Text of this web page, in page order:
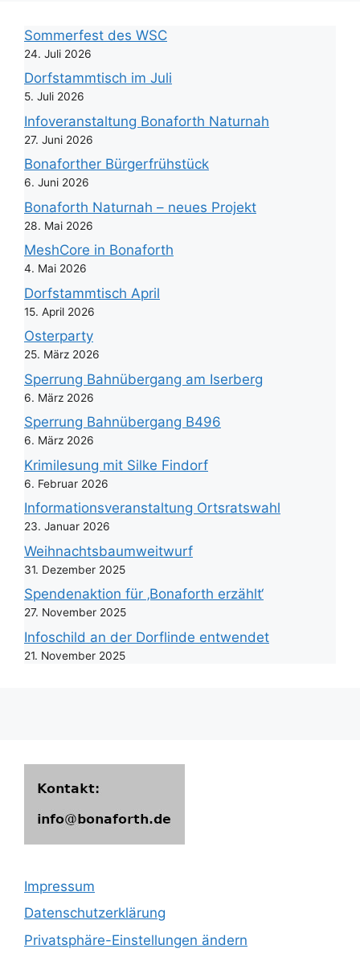
Sommerfest des WSC
24. Juli 2026
Dorfstammtisch im Juli
5. Juli 2026
Infoveranstaltung Bonaforth Naturnah
27. Juni 2026
Bonaforther Bürgerfrühstück
6. Juni 2026
Bonaforth Naturnah – neues Projekt
28. Mai 2026
MeshCore in Bonaforth
4. Mai 2026
Dorfstammtisch April
15. April 2026
Osterparty
25. März 2026
Sperrung Bahnübergang am Iserberg
6. März 2026
Sperrung Bahnübergang B496
6. März 2026
Krimilesung mit Silke Findorf
6. Februar 2026
Informationsveranstaltung Ortsratswahl
23. Januar 2026
Weihnachtsbaumweitwurf
31. Dezember 2025
Spendenaktion für ‚Bonaforth erzählt‘
27. November 2025
Infoschild an der Dorflinde entwendet
21. November 2025
Impressum
Datenschutzerklärung
Privatsphäre-Einstellungen ändern